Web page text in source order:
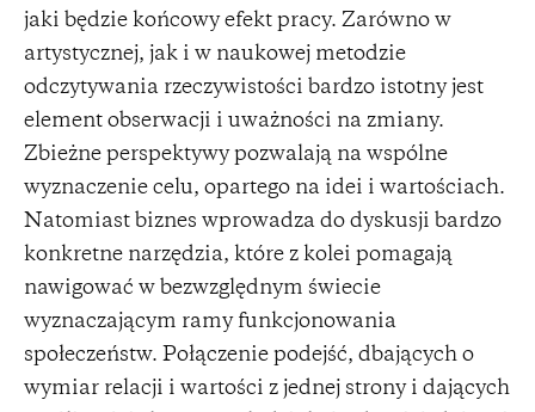
jaki będzie końcowy efekt pracy. Zarówno w
artystycznej, jak i w naukowej metodzie
odczytywania rzeczywistości bardzo istotny jest
element obserwacji i uważności na zmiany.
Zbieżne perspektywy pozwalają na wspólne
wyznaczenie celu, opartego na idei i wartościach.
Natomiast biznes wprowadza do dyskusji bardzo
konkretne narzędzia, które z kolei pomagają
nawigować w bezwzględnym świecie
wyznaczającym ramy funkcjonowania
społeczeństw. Połączenie podejść, dbających o
wymiar relacji i wartości z jednej strony i dających